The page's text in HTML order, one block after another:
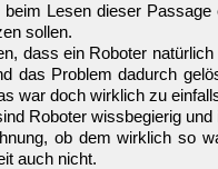
Lesen dieser
sollen.
dass ein Roboter
das Problem dadurch
war doch wirklich zu
Roboter wissbegierig
ob dem wirklich so
auch nicht.